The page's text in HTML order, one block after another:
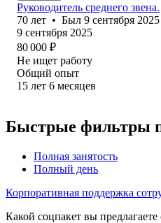
Руководитель среднего звена.
70 лет • Был 9 сентября 2025
9 сентября 2025
80 000 ₽
Не ищет работу
Общий опыт
15 лет 6 месяцев
Быстрые фильтры
Полная занятость
Полный день
Корпоративная поддержка
Какой соцпакет вы